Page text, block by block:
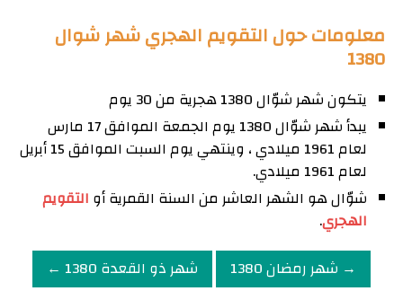
معلومات حول التقويم الهجري شهر شوال
1380
يتكون شهر شوّال 1380 هجرية من 30 يوم
يبدأ شهر شوّال 1380 يوم الجمعة الموافق 17 مارس
لعام 1961 ميلادي ، وينتهي يوم السبت الموافق 15 أبريل
لعام 1961 ميلادي.
شوّال هو الشهر العاشر من السنة القمرية أو التقويم
الهجري.
→ شهر رمضان 1380
شهر ذو القعدة 1380 ←